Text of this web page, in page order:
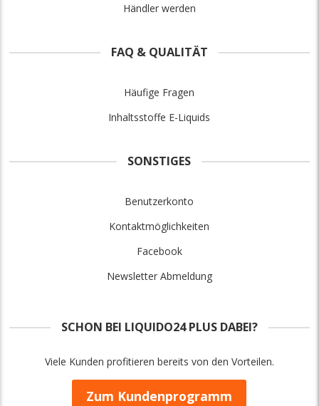
Händler werden
FAQ & QUALITÄT
Häufige Fragen
Inhaltsstoffe E-Liquids
SONSTIGES
Benutzerkonto
Kontaktmöglichkeiten
Facebook
Newsletter Abmeldung
SCHON BEI LIQUIDO24 PLUS DABEI?
Viele Kunden profitieren bereits von den Vorteilen.
Zum Kundenprogramm